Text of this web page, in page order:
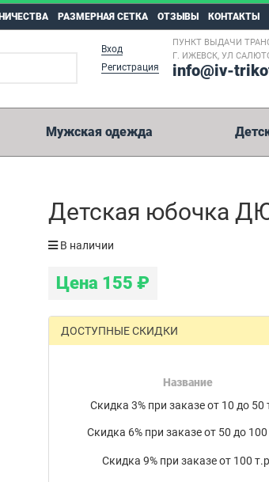
РАЗМЕРНАЯ СЕТКА ОТЗЫВЫ КОНТАКТЫ
Вход
Регистрация
ПУНКТ ВЫДАЧИ
Г. ИЖЕВСК, УЛ
info@iv-
Мужская одежда
Детская юбочка
В наличии
Цена 155 ₽
ДОСТУПНЫЕ СКИДКИ
Название
Скидка 3% при заказе от 10 до 50
Скидка 6% при заказе от 50 до 100
Скидка 9% при заказе от 100
5 000 рублей
способы оплаты:
на расчетный счет.
способы оплаты.
на оплату мы отправим вместе с
работаем с транспортными компаниями:
Энергия,Транс-Вектор,СДЭК , DPD, а
или по вашему усмотрению.